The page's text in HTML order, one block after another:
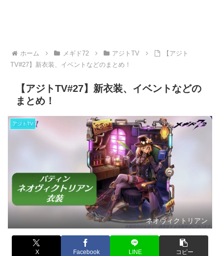
ホーム メギド72 アジトTV
【アジト
TV#27】新衣装、イベントなどのまとめ！
【アジトTV#27】新衣装、イベントなどの
まとめ！
アジトTV
ネオヴィクトリアン
X Facebook LINE コピー